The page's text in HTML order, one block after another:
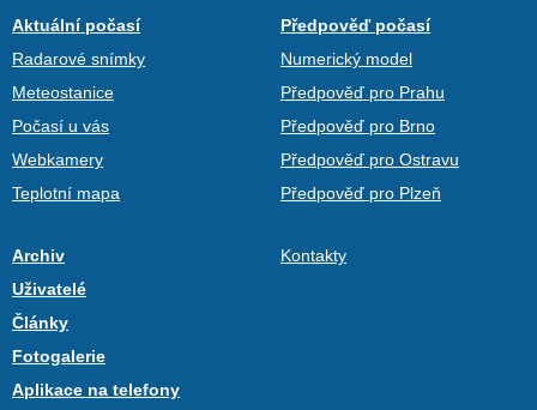
Aktuální počasí
Radarové snímky
Meteostanice
Počasí u vás
Webkamery
Teplotní mapa
Předpověď počasí
Numerický model
Předpověď pro Prahu
Předpověď pro Brno
Předpověď pro Ostravu
Předpověď pro Plzeň
Archiv
Uživatelé
Články
Fotogalerie
Aplikace na telefony
Kontakty